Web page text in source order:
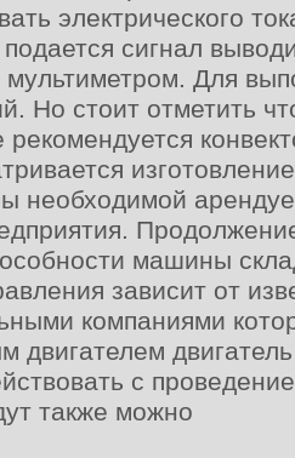
электрического
сигнал
мультиметром. Для
Но стоит отметить
рекомендуется
необходимой
машины
зависит от
компаниями
двигателем
с
также можно